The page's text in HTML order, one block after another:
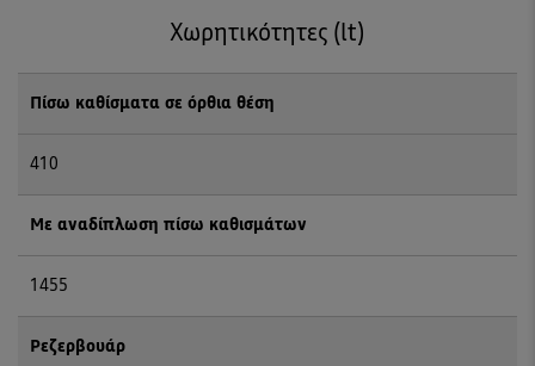
Χωρητικότητες (lt)
Πίσω καθίσματα σε όρθια θέση
410
Με αναδίπλωση πίσω καθισμάτων
1455
Ρεζερβουάρ